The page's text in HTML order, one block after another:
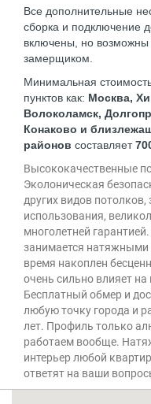
Все дополнительные
сборка и подключение
включены, но возможны
замерщиком.
Минимальная
пунктов как: Москва,
Волоколамск,
Конаково и
районов составляет
Высококачественные
Эколоническая
других видов потолков,
использования,
многолетней
занимается натяжными
время накоплен
очень сильно влияет
Бесплатный обмер и
любую точку города и
лет. Профиль только
работаем вообще.
интерьер любой
ответят на ваши